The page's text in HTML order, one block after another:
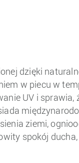
dzięki
w piecu w
UV i
ziemi,
spokój